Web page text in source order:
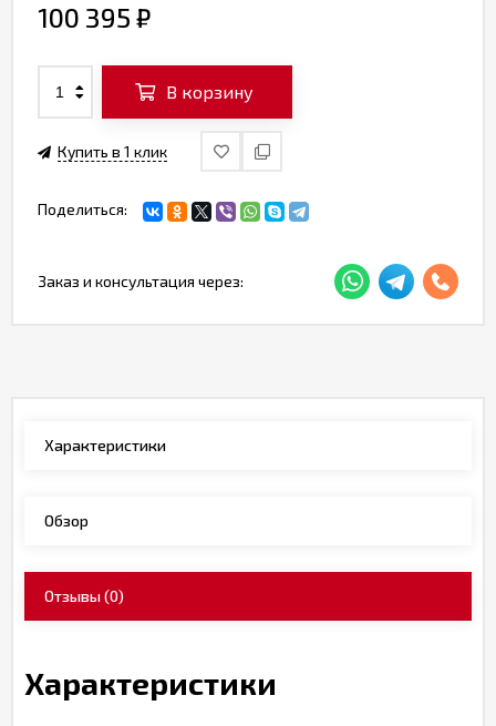
100 395 ₽
В корзину
Купить в 1 клик
Поделиться:
Заказ и консультация через:
Характеристики
Обзор
Отзывы(0)
Характеристики